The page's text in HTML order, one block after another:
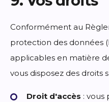
Conformément au
protection des données
applicables en matière
vous disposez des droits
Droit d'accès : vous